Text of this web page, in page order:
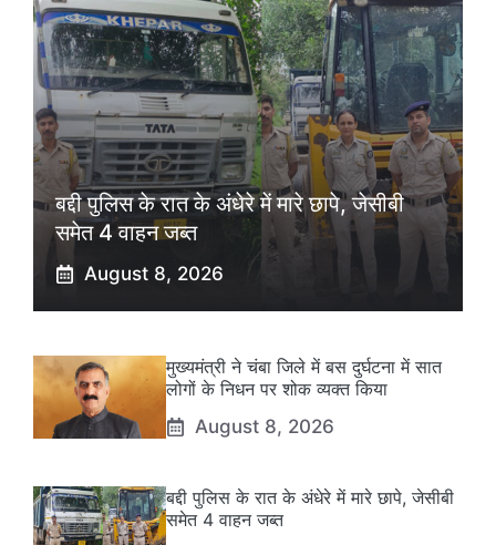
बद्दी पुलिस के रात के अंधेरे में मारे छापे, जेसीबी
समेत 4 वाहन जब्त
August 8, 2026
मुख्यमंत्री ने चंबा जिले में बस दुर्घटना में सात
लोगों के निधन पर शोक व्यक्त किया
August 8, 2026
बद्दी पुलिस के रात के अंधेरे में मारे छापे, जेसीबी
समेत 4 वाहन जब्त